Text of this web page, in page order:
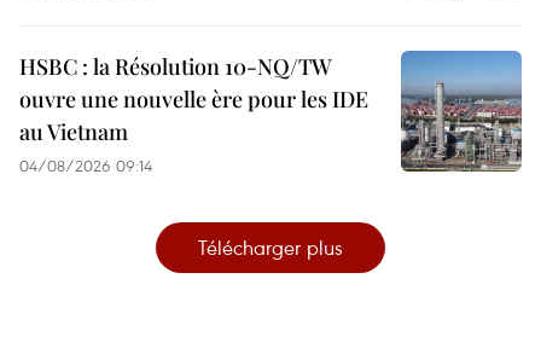
HSBC : la Résolution 10-NQ/TW
ouvre une nouvelle ère pour les IDE
au Vietnam
04/08/2026 09:14
Télécharger plus